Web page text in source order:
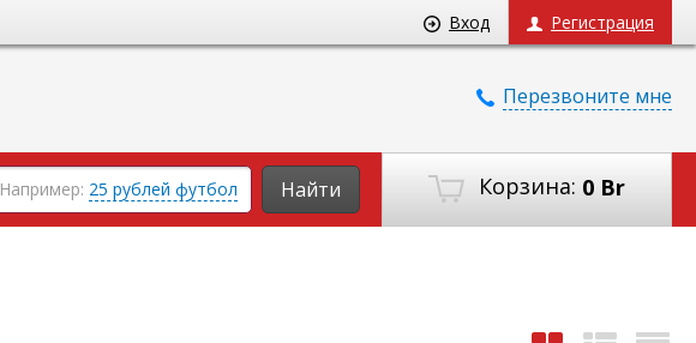
Вход Регистрация
Перезвоните мне
Корзина: 0 Br
Например: 25 рублей футбол Найти